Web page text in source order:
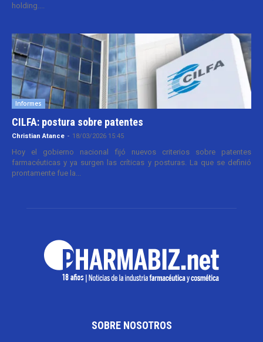
holding....
Informes
CILFA: postura sobre patentes
Christian Atance - 18/03/2026 15:45
Hoy el gobierno nacional fijó nuevos criterios sobre patentes
farmacéuticas y ya surgen las críticas y posturas. La que se definió
prontamente fue la...
SOBRE NOSOTROS